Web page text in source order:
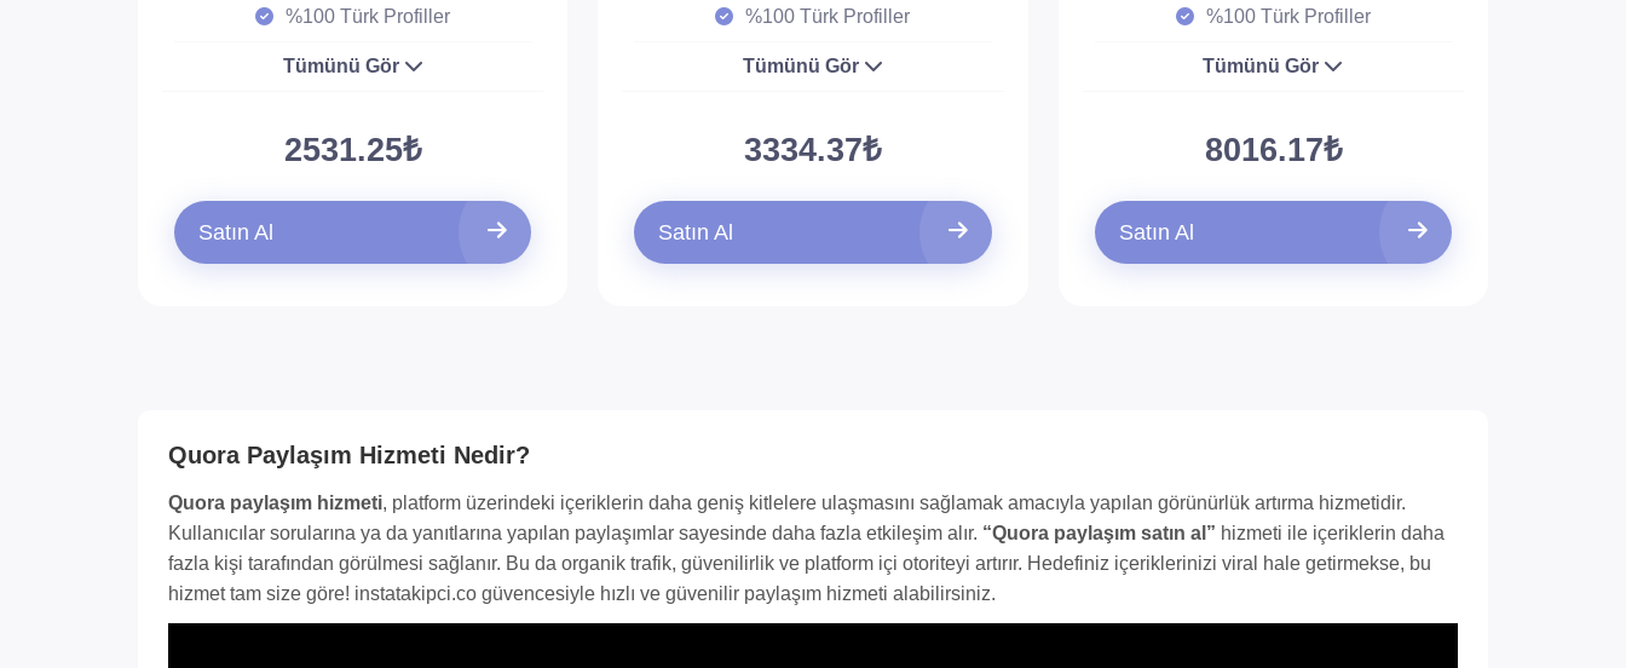
%100 Türk Profiller
Tümünü Gör
2531.25₺
Satın Al
%100 Türk Profiller
Tümünü Gör
3334.37₺
Satın Al
%100 Türk Profiller
Tümünü Gör
8016.17₺
Satın Al
Quora Paylaşım Hizmeti Nedir?
Quora paylaşım hizmeti, platform üzerindeki içeriklerin daha geniş kitlelere ulaşmasını sağlamak amacıyla yapılan görünürlük artırma hizmetidir.
Kullanıcılar sorularına ya da yanıtlarına yapılan paylaşımlar sayesinde daha fazla etkileşim alır. “Quora paylaşım satın al” hizmeti ile içeriklerin daha
fazla kişi tarafından görülmesi sağlanır. Bu da organik trafik, güvenilirlik ve platform içi otoriteyi artırır. Hedefiniz içeriklerinizi viral hale getirmekse, bu
hizmet tam size göre! instatakipci.co güvencesiyle hızlı ve güvenilir paylaşım hizmeti alabilirsiniz.